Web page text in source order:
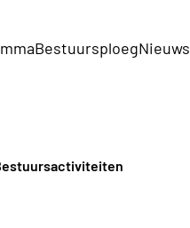
BestuursploegNieuws